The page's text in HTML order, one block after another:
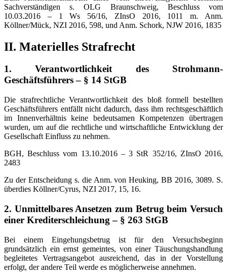
Sachverständigen s. OLG Braunschweig, Beschluss vom
10.03.2016 – 1 Ws 56/16, ZInsO 2016, 1011 m. Anm.
Köllner/Mück, NZI 2016, 598, und Anm. Schork, NJW 2016, 1835
II. Materielles Strafrecht
1. Verantwortlichkeit des Strohmann-
Geschäftsführers – § 14 StGB
Die strafrechtliche Verantwortlichkeit des bloß formell bestellten
Geschäftsführers entfällt nicht dadurch, dass ihm rechtsgeschäftlich
im Innenverhältnis keine bedeutsamen Kompetenzen übertragen
wurden, um auf die rechtliche und wirtschaftliche Entwicklung der
Gesellschaft Einfluss zu nehmen.
BGH, Beschluss vom 13.10.2016 – 3 StR 352/16, ZInsO 2016,
2483
Zu der Entscheidung s. die Anm. von Heuking, BB 2016, 3089. S.
überdies Köllner/Cyrus, NZI 2017, 15, 16.
2. Unmittelbares Ansetzen zum Betrug beim Versuch
einer Krediterschleichung – § 263 StGB
Bei einem Eingehungsbetrug ist für den Versuchsbeginn
grundsätzlich ein ernst gemeintes, von einer Täuschungshandlung
begleitetes Vertragsangebot ausreichend, das in der Vorstellung
erfolgt, der andere Teil werde es möglicherweise annehmen.